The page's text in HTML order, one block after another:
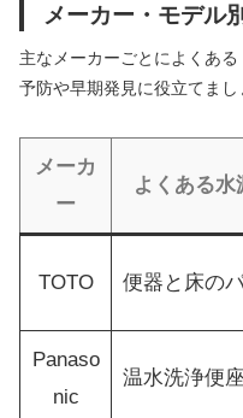
メーカー・モデル
主なメーカーごとによくある
予防や早期発見に役立てまし
メーカ
ー
よくある水
TOTO 便器と床の
Panaso
nic
温水洗浄便